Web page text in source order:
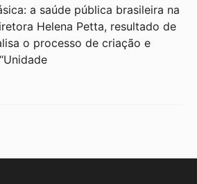
a saúde pública brasileira na
Helena Petta, resultado de
o processo de criação e